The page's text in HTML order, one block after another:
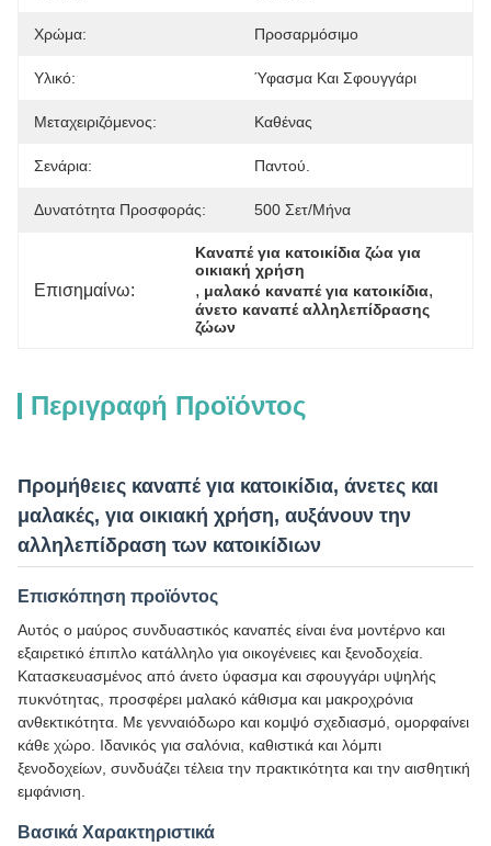
Χρώμα: Προσαρμόσιμο
Υλικό: Ύφασμα Και Σφουγγάρι
Μεταχειριζόμενος: Καθένας
Σενάρια: Παντού.
Δυνατότητα Προσφοράς: 500 Σετ/μήνα
Επισημαίνω:
Καναπέ για κατοικίδια ζώα για
οικιακή χρήση
, μαλακό καναπέ για κατοικίδια,
άνετο καναπέ αλληλεπίδρασης
ζώων
Περιγραφή Προϊόντος
Προμήθειες καναπέ για κατοικίδια, άνετες και
μαλακές, για οικιακή χρήση, αυξάνουν την
αλληλεπίδραση των κατοικίδιων
Επισκόπηση προϊόντος
Αυτός ο μαύρος συνδυαστικός καναπές είναι ένα μοντέρνο και
εξαιρετικό έπιπλο κατάλληλο για οικογένειες και ξενοδοχεία.
Κατασκευασμένος από άνετο ύφασμα και σφουγγάρι υψηλής
πυκνότητας, προσφέρει μαλακό κάθισμα και μακροχρόνια
ανθεκτικότητα. Με γενναιόδωρο και κομψό σχεδιασμό, ομορφαίνει
κάθε χώρο. Ιδανικός για σαλόνια, καθιστικά και λόμπι
ξενοδοχείων, συνδυάζει τέλεια την πρακτικότητα και την αισθητική
εμφάνιση.
Βασικά Χαρακτηριστικά